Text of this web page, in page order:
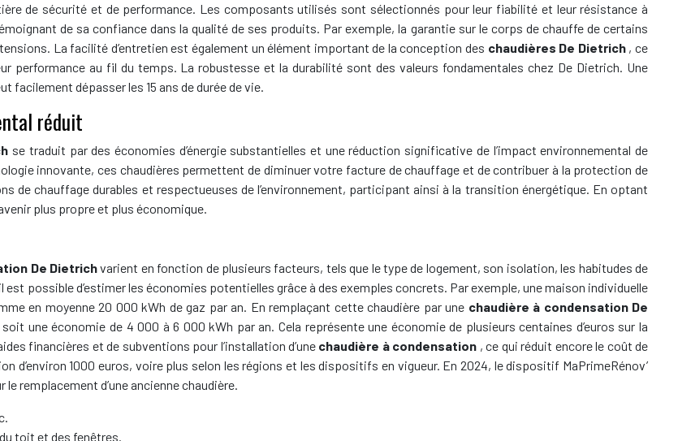
de sécurité et de performance. Les composants utilisés sont sélectionnés pour leur fiabilité et leur résistance à
de sa confiance dans la qualité de ses produits. Par exemple, la garantie sur le corps de chauffe de certains
La facilité d’entretien est également un élément important de la conception des chaudières De Dietrich , ce
performance au fil du temps. La robustesse et la durabilité sont des valeurs fondamentales chez De Dietrich. Une
facilement dépasser les 15 ans de durée de vie.
réduit
se traduit par des économies d’énergie substantielles et une réduction significative de l’impact environnemental de
innovante, ces chaudières permettent de diminuer votre facture de chauffage et de contribuer à la protection de
de chauffage durables et respectueuses de l’environnement, participant ainsi à la transition énergétique. En optant
plus propre et plus économique.
De Dietrichvarient en fonction de plusieurs facteurs, tels que le type de logement, son isolation, les habitudes de
possible d’estimer les économies potentielles grâce à des exemples concrets. Par exemple, une maison individuelle
en moyenne 20 000 kWh de gaz par an. En remplaçant cette chaudière par une chaudière à condensation De
une économie de 4 000 à 6 000 kWh par an. Cela représente une économie de plusieurs centaines d’euros sur la
financières et de subventions pour l’installation d’une chaudière à condensation , ce qui réduit encore le coût de
d’environ 1000 euros, voire plus selon les régions et les dispositifs en vigueur. En 2024, le dispositif MaPrimeRénov’
remplacement d’une ancienne chaudière.
toit et des fenêtres.